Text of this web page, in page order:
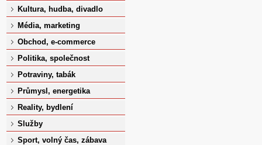
Kultura, hudba, divadlo
Média, marketing
Obchod, e-commerce
Politika, společnost
Potraviny, tabák
Průmysl, energetika
Reality, bydlení
Služby
Sport, volný čas, zábava